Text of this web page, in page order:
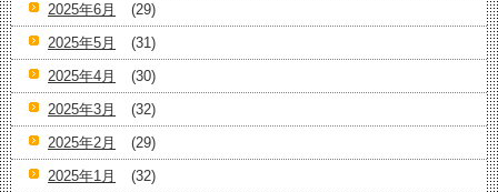
2025年6月
(29)
2025年5月
(31)
2025年4月
(30)
2025年3月
(32)
2025年2月
(29)
2025年1月
(32)